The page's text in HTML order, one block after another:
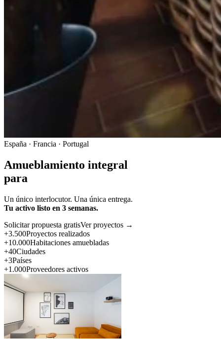
España · Francia · Portugal
Amueblamiento integral
para
Un único interlocutor. Una única entrega.
Tu activo listo en 3 semanas.
Solicitar propuesta gratisVer proyectos →
+3.500Proyectos realizados
+10.000Habitaciones amuebladas
+40Ciudades
+3Países
+1.000Proveedores activos